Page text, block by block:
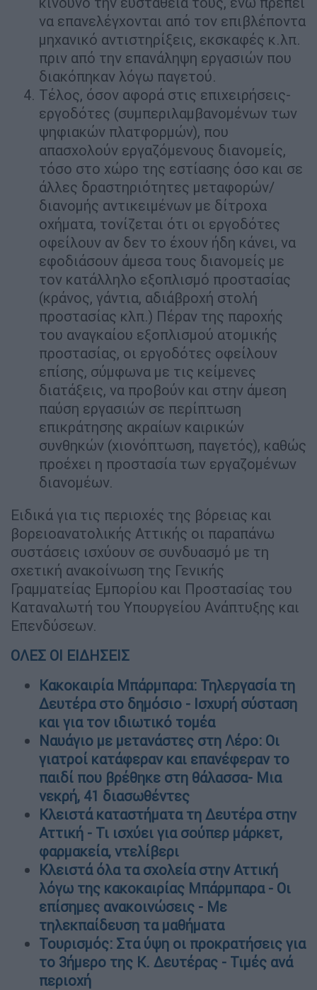
να επανελέγχονται από τον επιβλέποντα
μηχανικό αντιστηρίξεις, εκσκαφές κ.λπ.
πριν από την επανάληψη εργασιών που
διακόπηκαν λόγω παγετού.
Τέλος, όσον αφορά στις επιχειρήσεις-
εργοδότες (συμπεριλαμβανομένων των
ψηφιακών πλατφορμών), που
απασχολούν εργαζόμενους διανομείς,
τόσο στο χώρο της εστίασης όσο και σε
άλλες δραστηριότητες μεταφορών/
διανομής αντικειμένων με δίτροχα
οχήματα, τονίζεται ότι οι εργοδότες
οφείλουν αν δεν το έχουν ήδη κάνει, να
εφοδιάσουν άμεσα τους διανομείς με
τον κατάλληλο εξοπλισμό προστασίας
(κράνος, γάντια, αδιάβροχή στολή
προστασίας κλπ.) Πέραν της παροχής
του αναγκαίου εξοπλισμού ατομικής
προστασίας, οι εργοδότες οφείλουν
επίσης, σύμφωνα με τις κείμενες
διατάξεις, να προβούν και στην άμεση
παύση εργασιών σε περίπτωση
επικράτησης ακραίων καιρικών
συνθηκών (χιονόπτωση, παγετός), καθώς
προέχει η προστασία των εργαζομένων
διανομέων.
Ειδικά για τις περιοχές της βόρειας και
βορειοανατολικής Αττικής οι παραπάνω
συστάσεις ισχύουν σε συνδυασμό με τη
σχετική ανακοίνωση της Γενικής
Γραμματείας Εμπορίου και Προστασίας του
Καταναλωτή του Υπουργείου Ανάπτυξης και
Επενδύσεων.
ΟΛΕΣ ΟΙ ΕΙΔΗΣΕΙΣ
Κακοκαιρία Μπάρμπαρα: Τηλεργασία τη
Δευτέρα στο δημόσιο - Ισχυρή σύσταση
και για τον ιδιωτικό τομέα
Ναυάγιο με μετανάστες στη Λέρο: Οι
γιατροί κατάφεραν και επανέφεραν το
παιδί που βρέθηκε στη θάλασσα- Μια
νεκρή, 41 διασωθέντες
Κλειστά καταστήματα τη Δευτέρα στην
Αττική - Τι ισχύει για σούπερ μάρκετ,
φαρμακεία, ντελίβερι
Κλειστά όλα τα σχολεία στην Αττική
λόγω της κακοκαιρίας Μπάρμπαρα - Οι
επίσημες ανακοινώσεις - Με
τηλεκπαίδευση τα μαθήματα
Τουρισμός: Στα ύψη οι προκρατήσεις για
το 3ήμερο της Κ. Δευτέρας - Τιμές ανά
περιοχή